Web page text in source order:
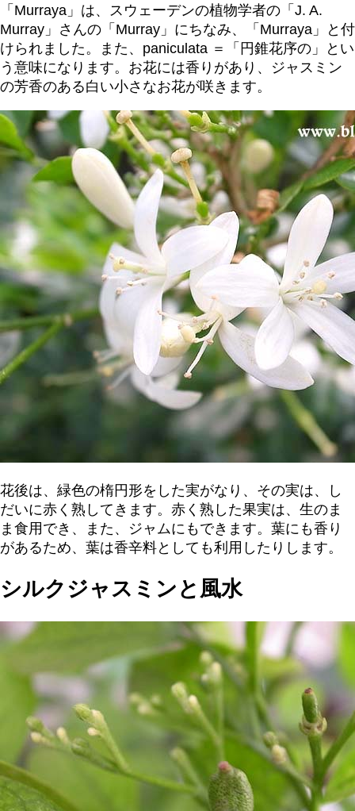
「Murraya」は、スウェーデンの植物学者の「J. A.
Murray」さんの「Murray」にちなみ、「Murraya」と付
けられました。また、paniculata ＝「円錐花序の」とい
う意味になります。お花には香りがあり、ジャスミン
の芳香のある白い小さなお花が咲きます。
花後は、緑色の楕円形をした実がなり、その実は、し
だいに赤く熟してきます。赤く熟した果実は、生のま
ま食用でき、また、ジャムにもできます。葉にも香り
があるため、葉は香辛料としても利用したりします。
シルクジャスミンと風水